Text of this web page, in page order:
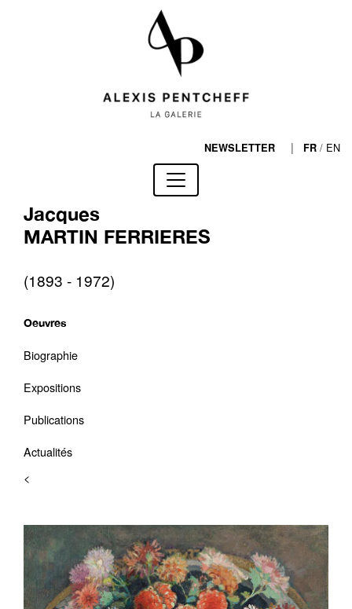
NEWSLETTER | FR / EN
Jacques
MARTIN FERRIERES
(1893 - 1972)
Oeuvres
Biographie
Expositions
Publications
Actualités
<